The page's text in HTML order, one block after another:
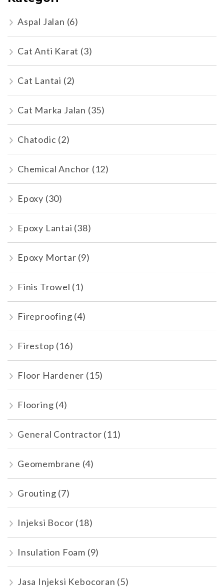
Aspal Jalan (6)
Cat Anti Karat (3)
Cat Lantai (2)
Cat Marka Jalan (35)
Chatodic (2)
Chemical Anchor (12)
Epoxy (30)
Epoxy Lantai (38)
Epoxy Mortar (9)
Finis Trowel (1)
Fireproofing (4)
Firestop (16)
Floor Hardener (15)
Flooring (4)
General Contractor (11)
Geomembrane (4)
Grouting (7)
Injeksi Bocor (18)
Insulation Foam (9)
Jasa Injeksi Kebocoran (5)